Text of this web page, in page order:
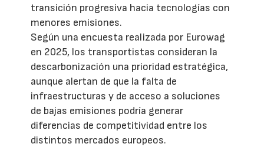
transición progresiva hacia tecnologías con
menores emisiones.
Según una encuesta realizada por Eurowag
en 2025, los transportistas consideran la
descarbonización una prioridad estratégica,
aunque alertan de que la falta de
infraestructuras y de acceso a soluciones
de bajas emisiones podría generar
diferencias de competitividad entre los
distintos mercados europeos.